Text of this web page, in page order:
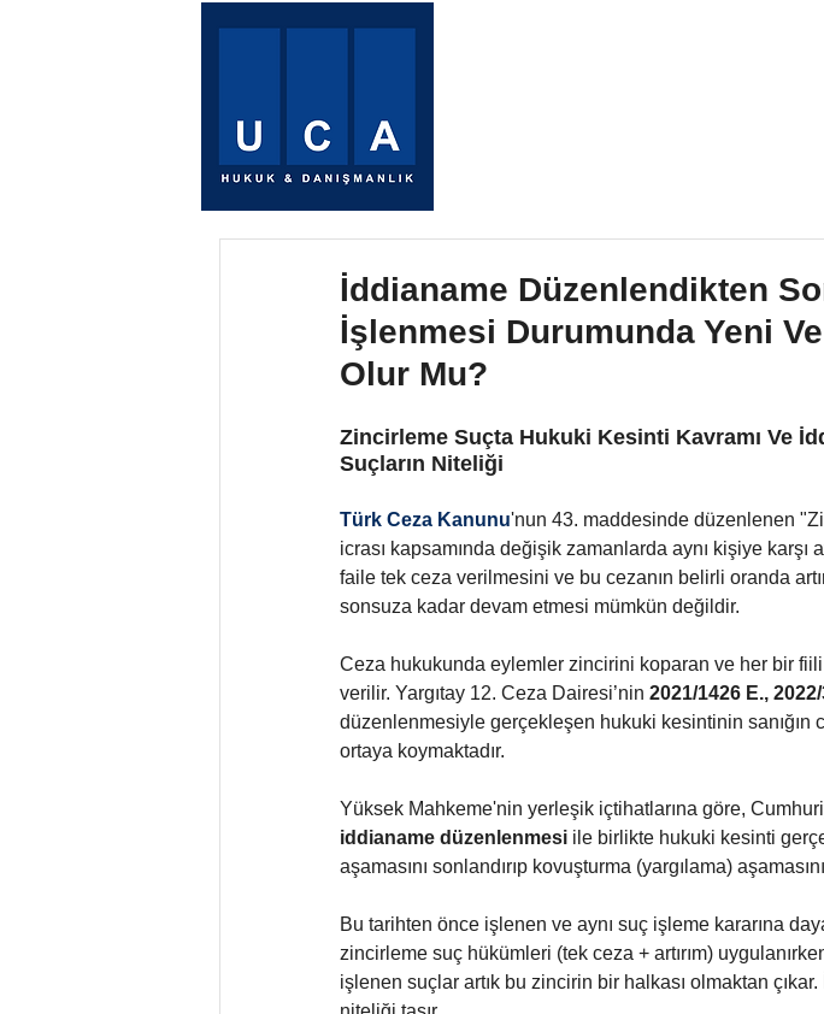
İddianame Düzenlendikten
İşlenmesi Durumunda Yeni
Olur Mu?
Zincirleme Suçta Hukuki Kesinti Kavramı Ve
Suçların Niteliği
Türk Ceza Kanunu'nun 43. maddesinde düzenlenen
icrası kapsamında değişik zamanlarda aynı kişiye
faile tek ceza verilmesini ve bu cezanın belirli oranda
sonsuza kadar devam etmesi mümkün değildir.
Ceza hukukunda eylemler zincirini koparan ve her bir fiili
verilir. Yargıtay 12. Ceza Dairesi’nin 2021/1426 E.,
düzenlenmesiyle gerçekleşen hukuki kesintinin
ortaya koymaktadır.
Yüksek Mahkeme'nin yerleşik içtihatlarına göre,
iddianame düzenlenmesi ile birlikte hukuki kesinti
aşamasını sonlandırıp kovuşturma (yargılama)
Bu tarihten önce işlenen ve aynı suç işleme kararına
zincirleme suç hükümleri (tek ceza + artırım)
işlenen suçlar artık bu zincirin bir halkası olmaktan